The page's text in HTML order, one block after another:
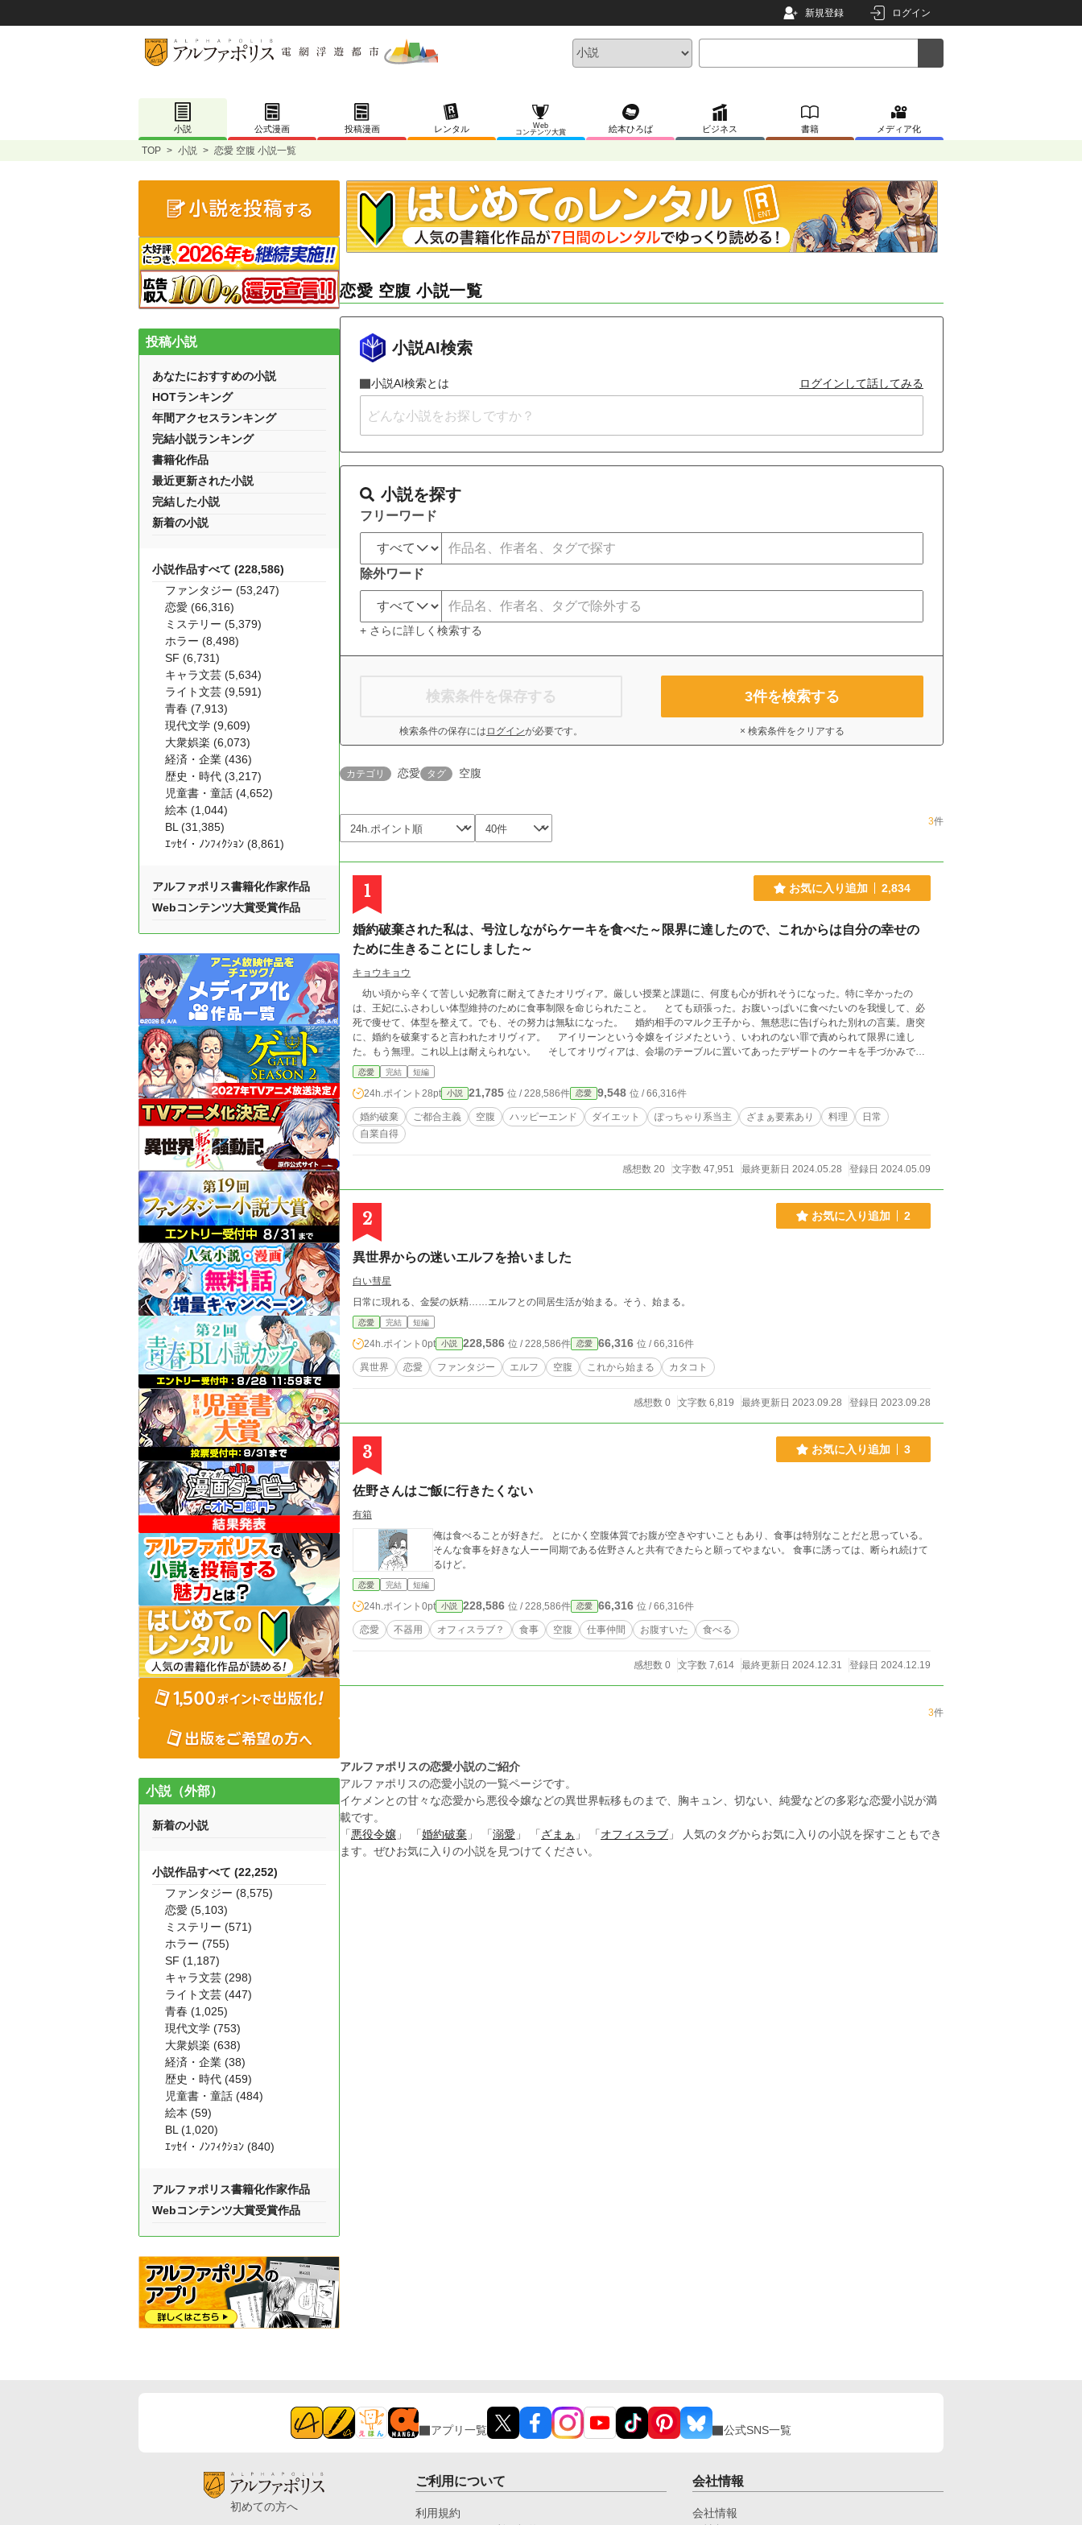
新規登録 ログイン
小説 公式漫画 投稿漫画 レンタル
Web
コンテンツ大賞
絵本ひろば ビジネス 書籍 メディア化
TOP > 小説 > 恋愛 空腹 小説一覧
恋愛 空腹 小説一覧
小説AI検索
小説AI検索とは ログインして話してみる
小説を探す
フリーワード
除外ワード
+ さらに詳しく検索する
検索条件を保存する
検索条件の保存には ログインが必要です。
3件を検索する
× 検索条件をクリアする
カテゴリ 恋愛 タグ 空腹
3件
1 お気に入り追加 2,834
婚約破棄された私は、号泣しながらケーキを食べた～限界に達したので、これからは自分の幸せの
ために生きることにしました～
キョウキョウ
幼い頃から辛くて苦しい妃教育に耐えてきたオリヴィア。厳しい授業と課題に、何度も心が折れそうになった。特に辛かったの
は、王妃にふさわしい体型維持のために食事制限を命じられたこと。 とても頑張った。お腹いっぱいに食べたいのを我慢して、必
死で痩せて、体型を整えて。でも、その努力は無駄になった。 婚約相手のマルク王子から、無慈悲に告げられた別れの言葉。唐突
に、婚約を破棄すると言われたオリヴィア。 アイリーンという令嬢をイジメたという、いわれのない罪で責められて限界に達し
た。もう無理。これ以上は耐えられない。 そしてオリヴィアは、会場のテーブルに置いてあったデザートのケーキを手づかみで食
べた。食べながら泣いた。空腹の辛さから解放された気持ちよさと、ケーキの美味しさに涙が出たのだった。 ※本作品は、少し前に
連載していた試作の完成版です。大まかな展開や設定は、ほぼ変わりません。加筆修正して、完成版として連載します。 ※カクヨム
にも掲載中の作品です。
恋愛 完結 短編
24h.ポイント 28pt 小説 21,785 位 / 228,586件 恋愛 9,548 位 / 66,316件
婚約破棄 ご都合主義 空腹 ハッピーエンド ダイエット ぽっちゃり系当主 ざまぁ要素あり 料理
日常
自業自得
感想数 20 文字数 47,951 最終更新日 2024.05.28 登録日 2024.05.09
2 お気に入り追加 2
異世界からの迷いエルフを拾いました
白い彗星
日常に現れる、金髪の妖精……エルフとの同居生活が始まる。そう、始まる。
恋愛 完結 短編
24h.ポイント 0pt 小説 228,586 位 / 228,586件 恋愛 66,316 位 / 66,316件
異世界 恋愛 ファンタジー エルフ 空腹 これから始まる カタコト
感想数 0 文字数 6,819 最終更新日 2023.09.28 登録日 2023.09.28
3 お気に入り追加 3
佐野さんはご飯に行きたくない
有箱
俺は食べることが好きだ。 とにかく空腹体質でお腹が空きやすいこともあり、食事は特別なことだと思っている。
そんな食事を好きな人ーー同期である佐野さんと共有できたらと願ってやまない。 食事に誘っては、断られ続けて
るけど。
恋愛 完結 短編
24h.ポイント 0pt 小説 228,586 位 / 228,586件 恋愛 66,316 位 / 66,316件
恋愛 不器用 オフィスラブ？ 食事 空腹 仕事仲間 お腹すいた 食べる
感想数 0 文字数 7,614 最終更新日 2024.12.31 登録日 2024.12.19
3件
アルファポリスの恋愛小説のご紹介
アルファポリスの恋愛小説の一覧ページです。
イケメンとの甘々な恋愛から悪役令嬢などの異世界転移ものまで、胸キュン、切ない、純愛などの多彩な恋愛小説が満
載です。
「 悪役令嬢 」 「 婚約破棄 」 「 溺愛 」 「 ざまぁ 」 「 オフィスラブ 」 人気のタグからお気に入りの小説を探すこともでき
ます。ぜひお気に入りの小説を見つけてください。
投稿小説
あなたにおすすめの小説
HOTランキング
年間アクセスランキング
完結小説ランキング
書籍化作品
最近更新された小説
完結した小説
新着の小説
小説作品すべて (228,586)
ファンタジー (53,247)
恋愛 (66,316)
ミステリー (5,379)
ホラー (8,498)
SF (6,731)
キャラ文芸 (5,634)
ライト文芸 (9,591)
青春 (7,913)
現代文学 (9,609)
大衆娯楽 (6,073)
経済・企業 (436)
歴史・時代 (3,217)
児童書・童話 (4,652)
絵本 (1,044)
BL (31,385)
ｴｯｾｲ・ﾉﾝﾌｨｸｼｮﾝ (8,861)
アルファポリス書籍化作家作品
Webコンテンツ大賞受賞作品
小説（外部）
新着の小説
小説作品すべて (22,252)
ファンタジー (8,575)
恋愛 (5,103)
ミステリー (571)
ホラー (755)
SF (1,187)
キャラ文芸 (298)
ライト文芸 (447)
青春 (1,025)
現代文学 (753)
大衆娯楽 (638)
経済・企業 (38)
歴史・時代 (459)
児童書・童話 (484)
絵本 (59)
BL (1,020)
ｴｯｾｲ・ﾉﾝﾌｨｸｼｮﾝ (840)
アルファポリス書籍化作家作品
Webコンテンツ大賞受賞作品
アプリ一覧 公式SNS一覧
初めての方へ
ご利用について
利用規約
会社情報
会社情報